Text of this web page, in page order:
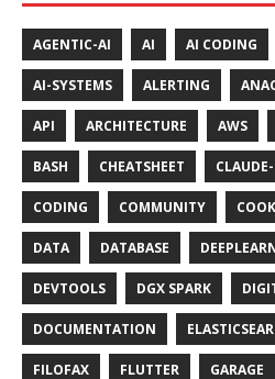
AGENTIC-AI AI AI CODING
AI-SYSTEMS ALERTING
API ARCHITECTURE AWS
BASH CHEATSHEET
CODING COMMUNITY
DATA DATABASE
DEVTOOLS DGX SPARK
DOCUMENTATION
FILOFAX FLUTTER GARAGE